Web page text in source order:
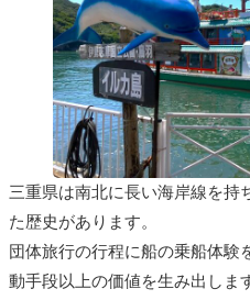
三重県は南北に長い海岸線を持
た歴史があります。
団体旅行の行程に船の乗船体験
動手段以上の価値を生み出しま